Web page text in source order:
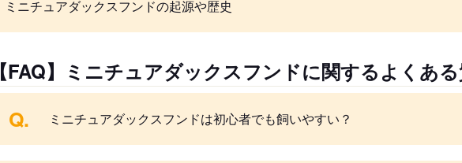
ミニチュアダックスフンドの起源や歴史
【FAQ】ミニチュアダックスフンドに関するよくあ
Q. ミニチュアダックスフンドは初心者でも飼いやすい？